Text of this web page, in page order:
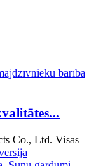
Co., Ltd. Visas